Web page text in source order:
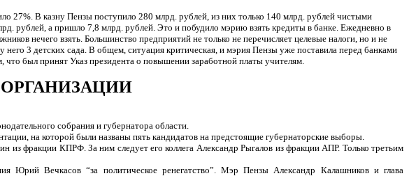
27%. В казну Пензы поступило 280 млрд. рублей, из них только 140 млрд. рублей чистыми
рублей, а пришло 7,8 млрд. рублей. Это и побудило мэрию взять кредиты в банке. Ежедневно в
нечего взять. Большинство предприятий не только не перечисляет целевые налоги, но и не
3 детских сада. В общем, ситуация критическая, и мэрия Пензы уже поставила перед банками
что был принят Указ президента о повышении заработной платы учителям.
собрания и губернатора области.
на которой были названы пять кандидатов на предстоящие губернаторские выборы.
из фракции КПРФ. За ним следует его коллега Александр Рыгалов из фракции АПР. Только третьим
Юрий Вечкасов “за политическое ренегатство”. Мэр Пензы Александр Калашников и глава